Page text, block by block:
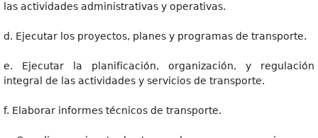
las actividades administrativas y operativas.
d. Ejecutar los proyectos, planes y programas de transporte.
e. Ejecutar la planificación, organización, y regulación
integral de las actividades y servicios de transporte.
f. Elaborar informes técnicos de transporte.